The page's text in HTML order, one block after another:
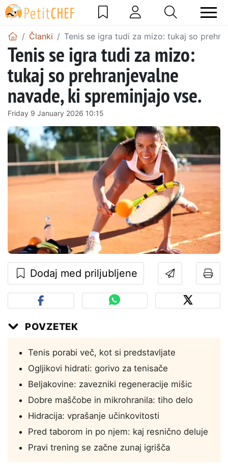
Članki Tenis se igra tudi za mizo: tukaj so
Tenis se igra tudi za mizo:
tukaj so prehranjevalne
navade, ki spreminjajo vse.
Friday 9 January 2026 10:15
Dodaj med priljubljene
POVZETEK
Tenis porabi več, kot si predstavljate
Ogljikovi hidrati: gorivo za tenisače
Beljakovine: zavezniki regeneracije mišic
Dobre maščobe in mikrohranila: tiho delo
Hidracija: vprašanje učinkovitosti
Pred taborom in po njem: kaj resnično deluje
Pravi trening se začne zunaj igrišča